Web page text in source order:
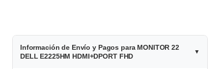
$
2
Información de Envío y Pagos para MONITOR 22
DELL E2225HM HDMI+DPORT FHD